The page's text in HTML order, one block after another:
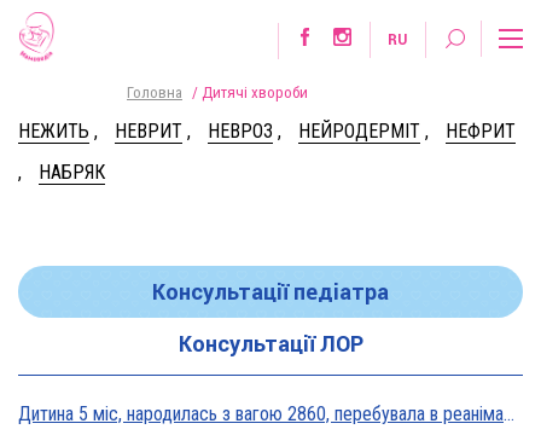
RU
Головна / Дитячі хвороби
НЕЖИТЬ , НЕВРИТ , НЕВРОЗ , НЕЙРОДЕРМІТ ,
НЕФРИТ
,
НАБРЯК
Консультації педіатра
Консультації ЛОР
Дитина 5 міс, народилась з вагою 2860, перебувала в реанімації у дуже тяжкому стані, діагноз Гіпоксична енцефалопатія 2 ст. На даний момент вага 5800, відмовляється від їжі, плаче близько 5 днів, періоди активності присутні, стул зі слизом зелений оформлений, на штучному вигодовуванні Нан безлактозний,за раз або з перервами з'їдає 90-120 мл. Прошу допомоги в даній ситуації?